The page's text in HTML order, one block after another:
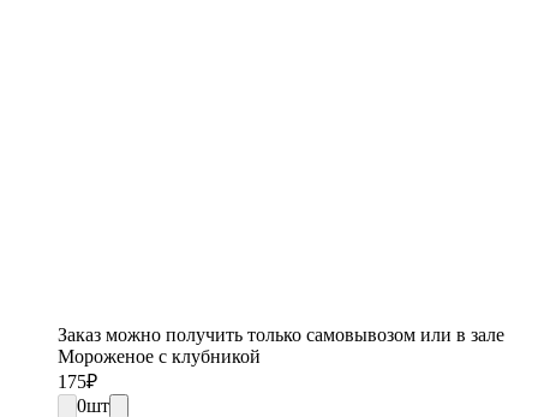
Заказ можно получить только самовывозом или в зале
Мороженое с клубникой
175₽
0шт